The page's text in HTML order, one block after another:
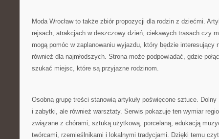
Moda Wrocław to także zbiór propozycji dla rodzin z dziećmi.
rejsach, atrakcjach w deszczowy dzień, ciekawych trasach czy
mogą pomóc w zaplanowaniu wyjazdu, który będzie interesujący
również dla najmłodszych. Strona może podpowiadać, gdzie
szukać miejsc, które są przyjazne rodzinom.
Osobną grupę treści stanowią artykuły poświęcone sztuce.
i zabytki, ale również warsztaty. Serwis pokazuje ten wymiar
związane z chórami, sztuką użytkową, porcelaną, edukacją
twórcami, rzemieślnikami i lokalnymi tradycjami. Dzięki temu